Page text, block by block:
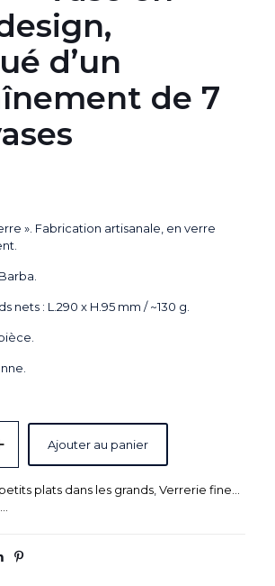
d’un
de 7
». Fabrication artisanale, en verre
nets : L.290 x H.95 mm / ~130 g.
Ajouter au panier
plats dans les grands Verrerie fine...